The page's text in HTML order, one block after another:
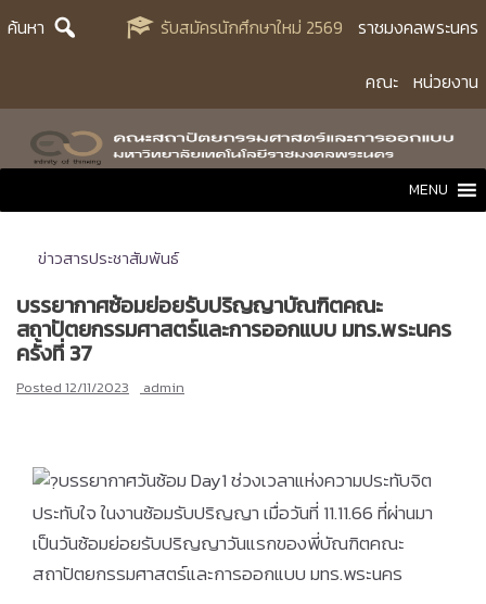
Skipค้นหา รับสมัครนักศึกษาใหม่ 2569 ราชมงคลพระนคร
คณะ หน่วยงาน
MENU
ข่าวสารประชาสัมพันธ์
บรรยากาศซ้อมย่อยรับปริญญาบัณฑิตคณะ
สถาปัตยกรรมศาสตร์และการออกแบบ มทร.พระนคร
ครั้งที่ 37
Posted 12/11/2023 admin
บรรยากาศวันซ้อม Day1 ช่วงเวลาแห่งความประทับจิต
ประทับใจ ในงานซ้อมรับปริญญา เมื่อวันที่ 11.11.66 ที่ผ่านมา
เป็นวันซ้อมย่อยรับปริญญาวันแรกของพี่บัณฑิตคณะ
สถาปัตยกรรมศาสตร์และการออกแบบ มทร.พระนคร